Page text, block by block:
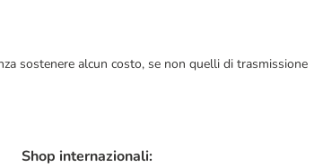
sostenere alcun costo, se non quelli di trasmissione
Shop internazionali: